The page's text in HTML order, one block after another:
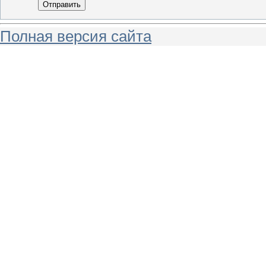
Отправить
Полная версия сайта